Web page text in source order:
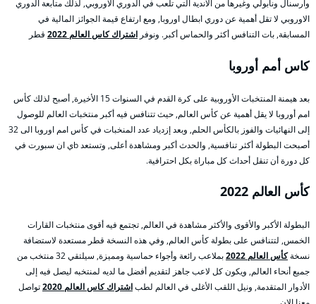
وارسنال ونابولي وغيرها من الاندية التي تلعب في الدوري الاوروبي, لذلك متابعة الدوري
الاوروبي لا تقل أهمية عن دوري ابطال اوروبا, ومع ارتفاع قيمة الجوائز المالية في
المسابقة, بات التنافس أكثر والحماس أكبر. ونوفر اشتراك كاس العالم 2022 قطر
كاس أمم أوروبا
بعد هيمنة المنتخبات الأوروبية على كرة القدم في السنوات 15 الأخيرة, أصبح لذلك كأس
امم أوروبا لا يقل أهمية عن كأس العالم, حيث تتنافس فيه أكبر منتخبات العالم للوصول
إلى النهائيات والفوز بالكأس الحلم, وبعد إزدياد عدد المنخبات في كأس امم اوروبا الى 32
أصبحت البطولة أكثر تنافسية, والحدث أكبر ومشاهدة أعلى, وتستعد bي ان سبورت في
كل دورة أن تنقل أحداث كل مباراة بكل احترافية.
كأس العالم 2022
البطولة الأكبر والأقوى والأكثر مشاهدة في العالم, تجتمع فيه أقوى منتخبات القارات
الخمس, لتتنافس على بطولة كأس العالم, وفي هذه النسخة قطر مستعدة لاستضافة
نسخةكأس العالم 2022
بملاعب رائعة وأجواء حماسية ومميزة, سيلتقي 32 منتخب من
جميع أنحاء العالم, ويكون كل لاعب جاهز لتقديم أفضل ما لديه لمنتخبه ليصل فيه إلى
الأدوار المتقدمة, ونيل اللقب الأغلى في العالم لطباشتراك كاس العالم 2020
تواصل